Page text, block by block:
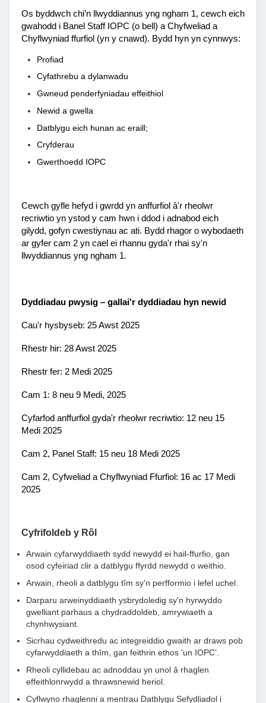
Os byddwch chi’n llwyddiannus yng ngham 1, cewch eich
gwahodd i Banel Staff IOPC (o bell) a Chyfweliad a
Chyflwyniad ffurfiol (yn y cnawd). Bydd hyn yn cynnwys:
Profiad
Cyfathrebu a dylanwadu
Gwneud penderfyniadau effeithiol
Newid a gwella
Datblygu eich hunan ac eraill;
Cryfderau
Gwerthoedd IOPC
Cewch gyfle hefyd i gwrdd yn anffurfiol â'r rheolwr
recriwtio yn ystod y cam hwn i ddod i adnabod eich
gilydd, gofyn cwestiynau ac ati. Bydd rhagor o wybodaeth
ar gyfer cam 2 yn cael ei rhannu gyda'r rhai sy'n
llwyddiannus yng ngham 1.
Dyddiadau pwysig – gallai'r dyddiadau hyn newid
Cau'r hysbyseb: 25 Awst 2025
Rhestr hir: 28 Awst 2025
Rhestr fer: 2 Medi 2025
Cam 1: 8 neu 9 Medi, 2025
Cyfarfod anffurfiol gyda'r rheolwr recriwtio: 12 neu 15
Medi 2025
Cam 2, Panel Staff: 15 neu 18 Medi 2025
Cam 2, Cyfweliad a Chyflwyniad Ffurfiol: 16 ac 17 Medi
2025
Cyfrifoldeb y Rôl
Arwain cyfarwyddiaeth sydd newydd ei hail-ffurfio, gan
osod cyfeiriad clir a datblygu ffyrdd newydd o weithio.
Arwain, rheoli a datblygu tîm sy'n perfformio i lefel uchel.
Darparu arweinyddiaeth ysbrydoledig sy'n hyrwyddo
gwelliant parhaus a chydraddoldeb, amrywiaeth a
chynhwysiant.
Sicrhau cydweithredu ac integreiddio gwaith ar draws pob
cyfarwyddiaeth a thîm, gan feithrin ethos 'un IOPC’.
Rheoli cyllidebau ac adnoddau yn unol â rhaglen
effeithlonrwydd a thrawsnewid heriol.
Cyflwyno rhaglenni a mentrau Datblygu Sefydliadol i